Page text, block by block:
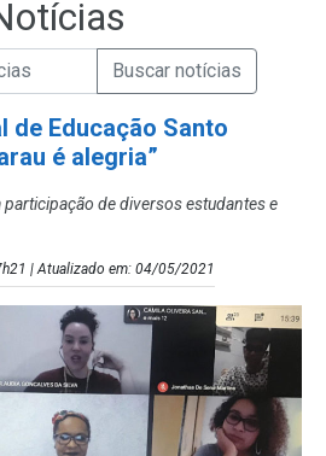
de Notícias
de informaçõesEnviar a Busca de Notícias
de Educação Santo
é alegria”
de diversos estudantes e
| Atualizado em: 04/05/2021